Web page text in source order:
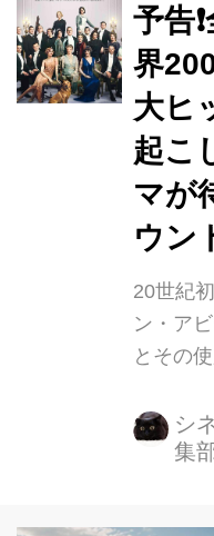
トン・
(金)、
ードシ
NO.1獲
Mojo調
た、大
フ&キ
な屋敷
予告
界
大ヒ
起こ
マが
ウン
20世紀
ン・ア
とその
年9月の
ローブ
シ
集